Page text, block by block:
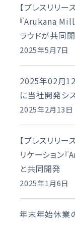
【プレスリリー
『Arukana Mill
ラウドが共同
2025年5月7日
2025年02月
に当社開発シ
2025年2月13日
【プレスリリ
リケーション
と共同開発
2025年1月6日
年末年始休業